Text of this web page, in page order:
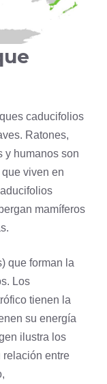
caducifolios
Ratones,
y humanos son
viven en
mamíferos
que forman la
Los
tienen la
su energía
ilustra los
relación entre